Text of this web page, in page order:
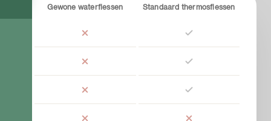
Gewone waterflessen Standaard thermosflessen